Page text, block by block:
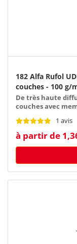
182 Alfa Rufol
couches - 100 g/
De très haute
couches avec
1 avis
à partir de